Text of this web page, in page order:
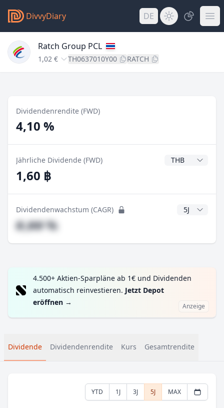
DivvyDiary DE
Ratch Group PCL
1,02 € TH0637010Y00 RATCH
Dividendenrendite (FWD)
4,10 %
Jährliche Dividende (FWD)
1,60 ฿
Dividendenwachstum (CAGR) CAGR Jahre
#,## %
4.500+ Aktien-Sparpläne ab 1€ und Dividenden
automatisch reinvestieren. Jetzt Depot
eröffnen → Anzeige
Dividende Dividendenrendite Kurs Gesamtrendite
YTD 1J 3J 5J MAX